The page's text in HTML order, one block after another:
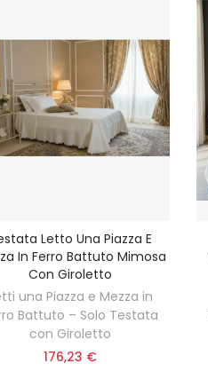
Letto Una Piazza E
In Ferro Battuto Mimosa
Con Giroletto
una Piazza e Mezza in
Battuto – Solo Testata
con Giroletto
176,23 €